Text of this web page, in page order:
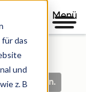
das
und
z. B
Menü
Vertrauen.